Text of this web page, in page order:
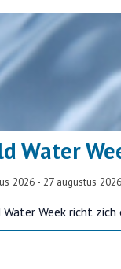
Water
2026 - 27 augustus 2026
Water Week richt